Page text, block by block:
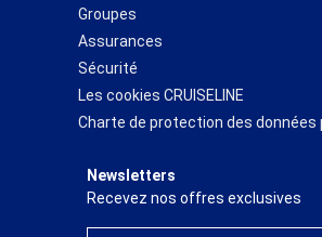
Groupes
Assurances
Sécurité
Les cookies CRUISELINE
Charte de protection des données
Newsletters
Recevez nos offres exclusives